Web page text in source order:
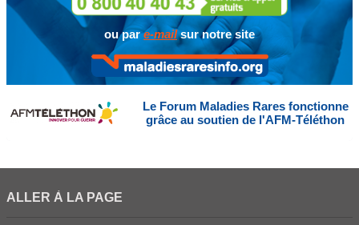
ou pare-mailsur notre site
Le Forum Maladies Rares fonctionne
grâce au soutien de l'AFM-Téléthon
ALLER À LA PAGE